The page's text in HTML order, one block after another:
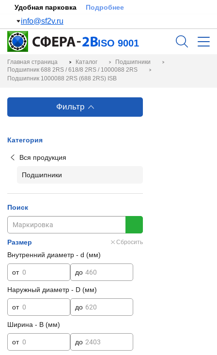
Удобная парковка Подробнее
info@sf2v.ru
ISO 9001
Главная страница Каталог
Подшипники
Подшипник 688 2RS / 618/8 2RS / 1000088 2RS
Подшипник 1000088 2RS (688 2RS) ISB
Фильтр
Категория
Вся продукция
Подшипники
Поиск
Размер Сбросить
Внутренний диаметр - d (мм)
от до
Наружный диаметр - D (мм)
от до
Ширина - B (мм)
от до